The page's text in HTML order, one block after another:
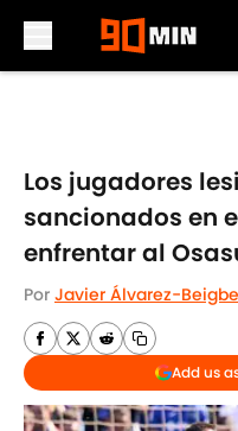
Los jugadores
sancionados en
enfrentar al
Por Javier Álvarez-
Add us